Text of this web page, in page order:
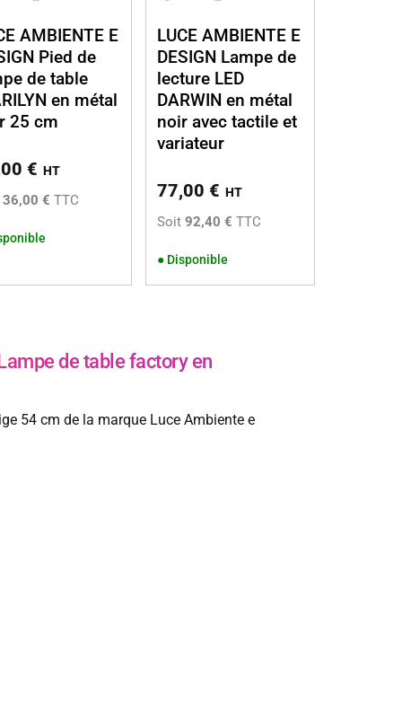
AMBIENTE E
Pied de
de table
en métal
25 cm
€ HT
36,00 € TTC
LUCE AMBIENTE E
DESIGN Lampe de
lecture LED
DARWIN en métal
noir avec tactile et
variateur
77,00€ HT
Soit92,40 € TTC
● Disponible
de table factory en
54 cm de la marque Luce Ambiente e